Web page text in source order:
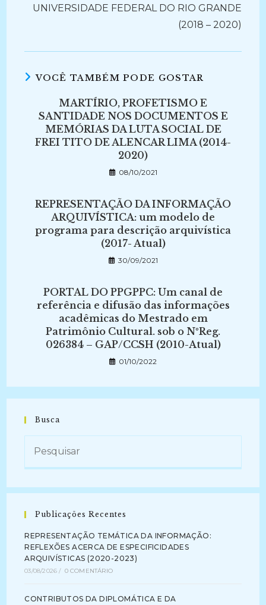
UNIVERSIDADE FEDERAL DO RIO GRANDE
(2018 – 2020)
VOCÊ TAMBÉM PODE GOSTAR
MARTÍRIO, PROFETISMO E
SANTIDADE NOS DOCUMENTOS E
MEMÓRIAS DA LUTA SOCIAL DE
FREI TITO DE ALENCAR LIMA (2014-
2020)
08/10/2021
REPRESENTAÇÃO DA INFORMAÇÃO
ARQUIVÍSTICA: um modelo de
programa para descrição arquivística
(2017- Atual)
30/09/2021
PORTAL DO PPGPPC: Um canal de
referência e difusão das informações
acadêmicas do Mestrado em
Patrimônio Cultural. sob o NºReg.
026384 – GAP/CCSH (2010-Atual)
01/10/2022
Busca
Publicações Recentes
REPRESENTAÇÃO TEMÁTICA DA INFORMAÇÃO:
REFLEXÕES ACERCA DE ESPECIFICIDADES
ARQUIVÍSTICAS (2020-2023)
03/08/2026 / 0 COMENTÁRIO
CONTRIBUTOS DA DIPLOMÁTICA E DA